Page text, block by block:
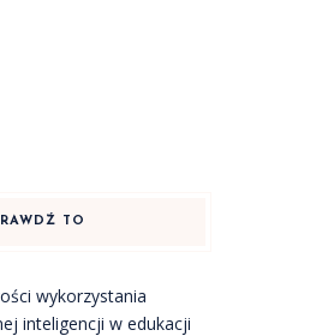
TO
wykorzystania
inteligencji w edukacji